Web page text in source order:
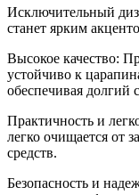
Исключительный
станет ярким
Высокое качество:
устойчиво к
обеспечивая долгий
Практичность и
легко очищается от
средств.
Безопасность и